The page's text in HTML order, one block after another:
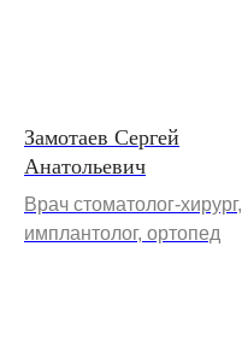
Замотаев Сергей
Анатольевич
Врач стоматолог-хирург,
имплантолог, ортопед